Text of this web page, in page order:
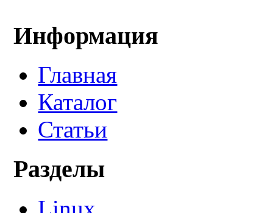
Информация
Главная
Каталог
Статьи
Разделы